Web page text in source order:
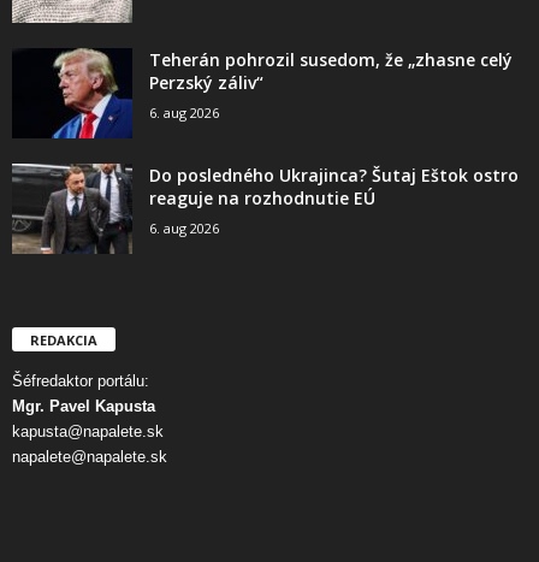
Teherán pohrozil susedom, že „zhasne celý
Perzský záliv“
6. aug 2026
Do posledného Ukrajinca? Šutaj Eštok ostro
reaguje na rozhodnutie EÚ
6. aug 2026
REDAKCIA
Šéfredaktor portálu:
Mgr. Pavel Kapusta
kapusta@napalete.sk
napalete@napalete.sk